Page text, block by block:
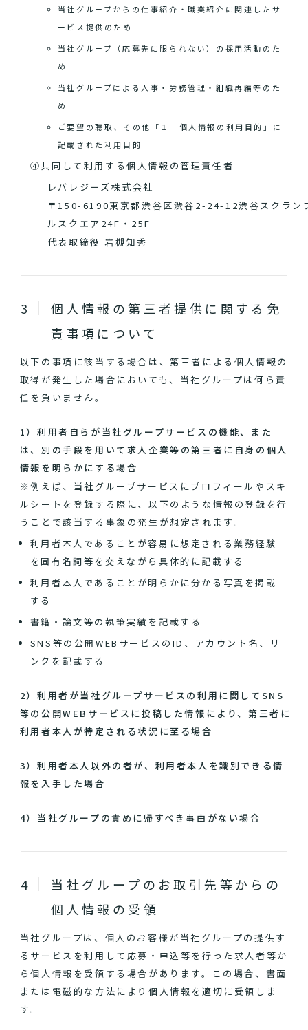
当社グループからの仕事紹介・職業紹介に関連したサ
ービス提供のため
当社グループ（応募先に限られない）の採用活動のた
め
当社グループによる人事・労務管理・組織再編等のた
め
ご要望の聴取、その他「１ 個人情報の利用目的」に
記載された利用目的
④共同して利用する個人情報の管理責任者
レバレジーズ株式会社
〒150-6190東京都渋谷区渋谷2-24-12渋谷スクラン
ルスクエア24F・25F
代表取締役 岩槻知秀
個人情報の第三者提供に関する免
責事項について
以下の事項に該当する場合は、第三者による個人情報の
取得が発生した場合においても、当社グループは何ら責
任を負いません。
1）利用者自らが当社グループサービスの機能、また
は、別の手段を用いて求人企業等の第三者に自身の個人
情報を明らかにする場合
※例えば、当社グループサービスにプロフィールやスキ
ルシートを登録する際に、以下のような情報の登録を行
うことで該当する事象の発生が想定されます。
利用者本人であることが容易に想定される業務経験
を固有名詞等を交えながら具体的に記載する
利用者本人であることが明らかに分かる写真を掲載
する
書籍・論文等の執筆実績を記載する
SNS等の公開WEBサービスのID、アカウント名、リ
ンクを記載する
2）利用者が当社グループサービスの利用に関してSNS
等の公開WEBサービスに投稿した情報により、第三者に
利用者本人が特定される状況に至る場合
3）利用者本人以外の者が、利用者本人を識別できる情
報を入手した場合
4）当社グループの責めに帰すべき事由がない場合
当社グループのお取引先等からの
個人情報の受領
当社グループは、個人のお客様が当社グループの提供す
るサービスを利用して応募・申込等を行った求人者等か
ら個人情報を受領する場合があります。この場合、書面
または電磁的な方法により個人情報を適切に受領しま
す。